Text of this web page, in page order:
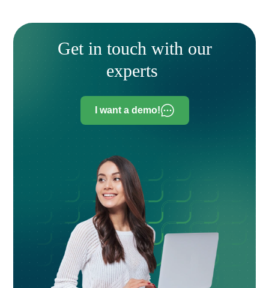
Get in touch with our
experts
I want a demo!